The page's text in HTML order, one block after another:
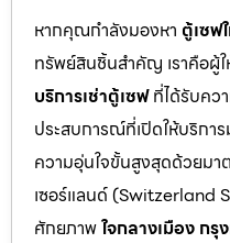
หากคุณกำลังมองหา ตู้เซฟ
ทรัพย์สินชิ้นสำคัญ เราคือผู้ใ
บริการเช่าตู้เซฟที่ได้รับคว
ประสบการณ์ที่เปิดให้บริกา
ความอุ่นใจขั้นสูงสุดด้วยม
เซอร์แลนด์ (Switzerland
ศักยภาพใจกลางเมือง กรุ